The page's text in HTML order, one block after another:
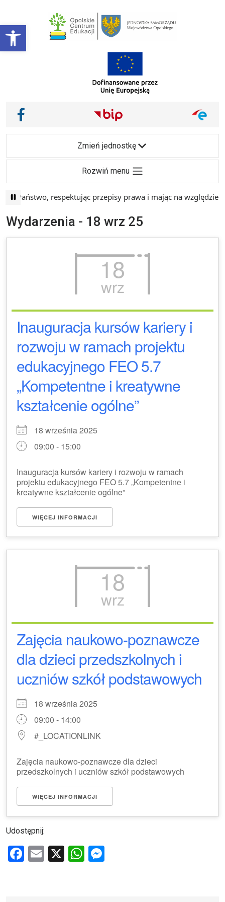
Otwórz pasek narzędzi
Nasze media społecznościowe i inne
Facebook
Zmień jednostkę
Rozwiń menu
Państwo, respektując przepisy prawa i mając na względzie
Wydarzenia - 18 wrz 25
18
wrz
Inauguracja kursów kariery i
rozwoju w ramach projektu
edukacyjnego FEO 5.7
„Kompetentne i kreatywne
kształcenie ogólne”
18 września 2025
09:00 - 15:00
Inauguracja kursów kariery i rozwoju w ramach
projektu edukacyjnego FEO 5.7 „Kompetentne i
kreatywne kształcenie ogólne”
WIĘCEJ INFORMACJI
18
wrz
Zajęcia naukowo-poznawcze
dla dzieci przedszkolnych i
uczniów szkół podstawowych
18 września 2025
09:00 - 14:00
#_LOCATIONLINK
Zajęcia naukowo-poznawcze dla dzieci
przedszkolnych i uczniów szkół podstawowych
WIĘCEJ INFORMACJI
Udostępnij:
F
E
X
W